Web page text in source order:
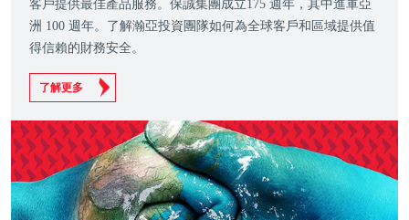
客戶提供最佳產品服務。保誠集團成立175 週年，其中進軍亞
洲 100 週年。了解瀚亞投資團隊如何為全球客戶和區域提供值
得信賴的財務安全。
了解更多